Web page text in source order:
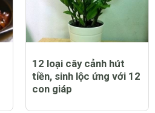
12 loại cây cảnh hút
tiền, sinh lộc ứng với 12
con giáp